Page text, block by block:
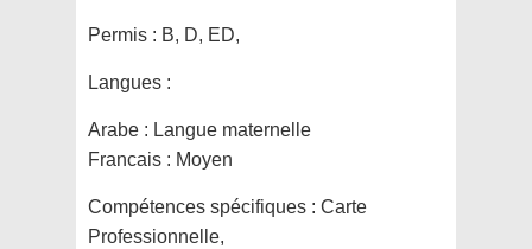
Permis : B, D, ED,
Langues :
Arabe : Langue maternelle
Francais : Moyen
Compétences spécifiques : Carte
Professionnelle,